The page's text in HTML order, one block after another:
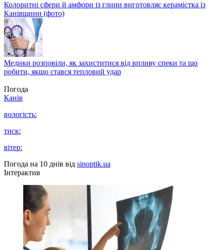
Колоритні сфери й амфори із глини виготовляє керамістка із
Канівщини (фото)
Медики розповіли, як захиститися від впливу спеки та що
робити, якщо стався тепловий удар
Погода
Канів
вологість:
тиск:
вітер:
Погода на 10 днів від sinoptik.ua
Інтерактив